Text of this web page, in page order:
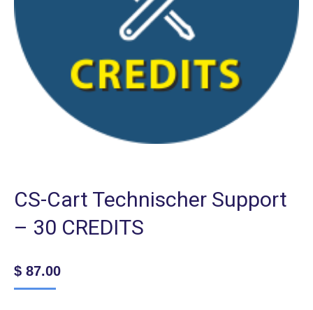
CS-Cart Technischer Support
– 30 CREDITS
$ 87.00